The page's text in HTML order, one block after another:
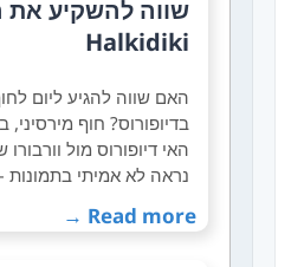
שווה להשקיע
Halkidiki
האם שווה להגיע ליום
בדיופורוס? חוף
האי דיופורוס מול
נראה לא אמיתי בתמונות
Read more →